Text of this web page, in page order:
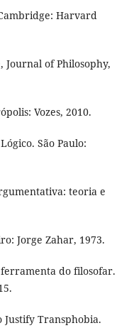
Harvard
Journal of Philosophy,
Vozes, 2010.
São Paulo:
teoria e
Jorge Zahar, 1973.
ferramenta do filosofar.
Justify Transphobia.